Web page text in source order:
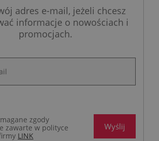
adres e-mail, jeżeli chcesz
informacje o nowościach i
promocjach.
zgody
zawarte w polityce
LINK
Wyślij